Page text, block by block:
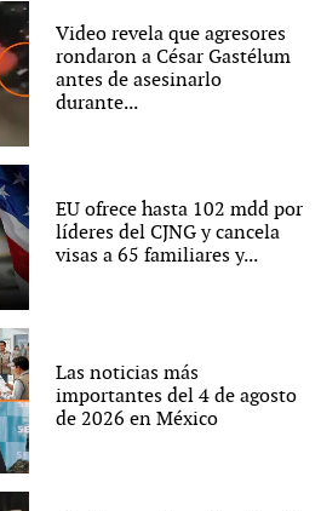
Video revela que agresores
rondaron a César Gastélum
antes de asesinarlo
durante...
EU ofrece hasta 102 mdd por
líderes del CJNG y cancela
visas a 65 familiares y...
Las noticias más
importantes del 4 de agosto
de 2026 en México